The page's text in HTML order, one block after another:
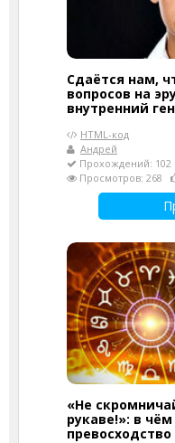
Сдаётся нам,
вопросов на
внутренний
HTML-код
Андрей
Прохождений: 102
Просмотров: 268
«Не
рукаве!»: в